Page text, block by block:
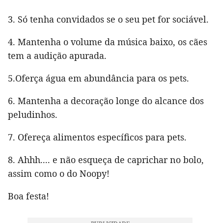
3. Só tenha convidados se o seu pet for sociável.
4. Mantenha o volume da música baixo, os cães
tem a audição apurada.
5.Oferça água em abundância para os pets.
6. Mantenha a decoração longe do alcance dos
peludinhos.
7. Ofereça alimentos específicos para pets.
8. Ahhh.... e não esqueça de caprichar no bolo,
assim como o do Noopy!
Boa festa!